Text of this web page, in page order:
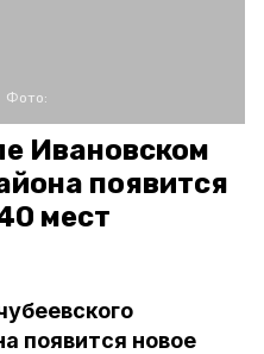
Фото:
Ивановском
появится
мест
появится новое